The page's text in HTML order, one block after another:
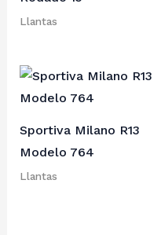
Llantas
Sportiva Milano R13
Modelo 764
Llantas